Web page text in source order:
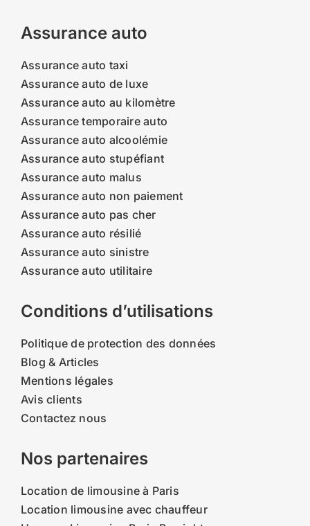
Assurance auto
Assurance auto taxi
Assurance auto de luxe
Assurance auto au kilomètre
Assurance temporaire auto
Assurance auto alcoolémie
Assurance auto stupéfiant
Assurance auto malus
Assurance auto non paiement
Assurance auto pas cher
Assurance auto résilié
Assurance auto sinistre
Assurance auto utilitaire
Conditions d’utilisations
Politique de protection des données
Blog & Articles
Mentions légales
Avis clients
Contactez nous
Nos partenaires
Location de limousine à Paris
Location limousine avec chauffeur